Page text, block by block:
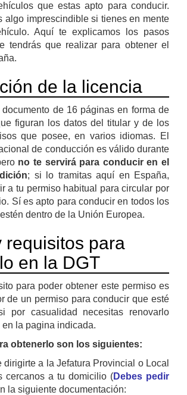
que estas apto para conducir.
algo imprescindible si tienes en mente
Aquí te explicamos los pasos
tendrás que realizar para obtener el
de la licencia
de 16 páginas en forma de
figuran los datos del titular y de los
que posee, en varios idiomas. El
de conducción es válido durante
no te servirá para conducir en el
; si lo tramitas aquí en España,
a tu permiso habitual para circular por
Sí es apto para conducir en todos los
dentro de la Unión Europea.
requisitos para
en la DGT
para poder obtener este permiso es
de un permiso para conducir que esté
por casualidad necesitas renovarlo
la pagina indicada.
obtenerlo son los siguientes:
dirigirte a la Jefatura Provincial o Local
cercanos a tu domicilio (Debes pedir
la siguiente documentación: